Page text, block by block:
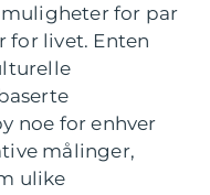
for par
for livet. Enten
noe for enhver
målinger,
ulike